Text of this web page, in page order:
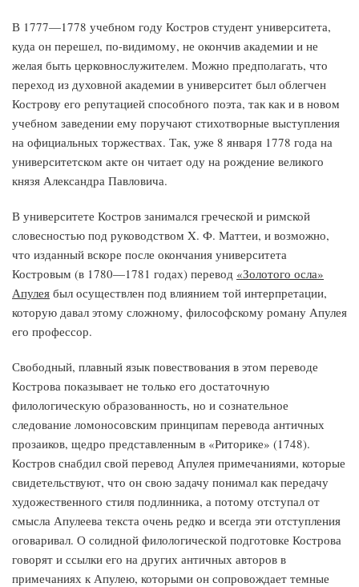
В 1777—1778 учебном году Костров студент университета,
куда он перешел, по-видимому, не окончив академии и не
желая быть церковнослужителем. Можно предполагать, что
переход из духовной академии в университет был облегчен
Кострову его репутацией способного поэта, так как и в новом
учебном заведении ему поручают стихотворные выступления
на официальных торжествах. Так, уже 8 января 1778 года на
университетском акте он читает оду на рождение великого
князя Александра Павловича.
В университете Костров занимался греческой и римской
словесностью под руководством X. Ф. Маттеи, и возможно,
что изданный вскоре после окончания университета
Костровым (в 1780—1781 годах) перевод «Золотого осла»
Апулея был осуществлен под влиянием той интерпретации,
которую давал этому сложному, философскому роману Апулея
его профессор.
Свободный, плавный язык повествования в этом переводе
Кострова показывает не только его достаточную
филологическую образованность, но и сознательное
следование ломоносовским принципам перевода античных
прозаиков, щедро представленным в «Риторике» (1748).
Костров снабдил свой перевод Апулея примечаниями, которые
свидетельствуют, что он свою задачу понимал как передачу
художественного стиля подлинника, а потому отступал от
смысла Апулеева текста очень редко и всегда эти отступления
оговаривал. О солидной филологической подготовке Кострова
говорят и ссылки его на других античных авторов в
примечаниях к Апулею, которыми он сопровождает темные